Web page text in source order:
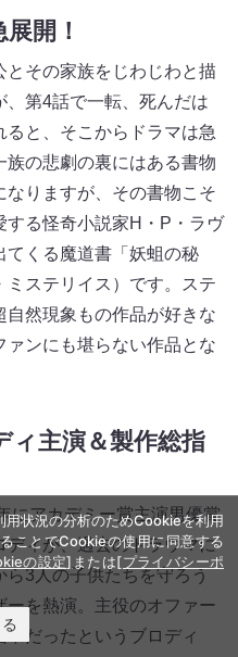
展開！
その家族をじわじわと描
、第4話で一転、死んだは
と、そこからドラマは急
の悲劇の裏にはある書物
りますが、その書物こそ
する怪奇小説家H・P・ラヴ
てくる魔道書「妖蛆の秘
ステリイス）です。ステ
自然現象もの作品が好きな
ァンにも堪らない作品とな
ィ主演＆製作総指
にアカデミー賞主演男優賞
ディが、過去のトラウマに
ら3人の子供たちを守ろう
ーを熱演。主役のオファー
だったというブロディ
用状況の分析のためCookieを利用
ことでCookieの使用に同意する
の設定] または[プライバシーポ